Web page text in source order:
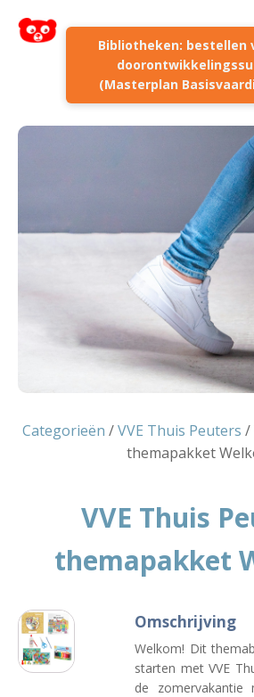
Bibliotheken: bestellen
(Masterplan
Categorieën /VVE Thuis Peuters /
themapakket
VVE Thuis
themapakket
Omschrijving
Welkom! Dit
starten met VVE
de